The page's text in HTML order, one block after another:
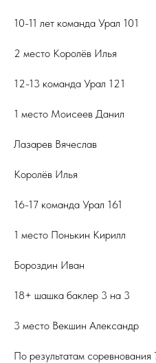
10-11 лет команда Урал 101
2 место Королёв Илья
12-13 команда Урал 121
1 место Моисеев Данил
Лазарев Вячеслав
Королёв Илья
16-17 команда Урал 161
1 место Понькин Кирилл
Бороздин Иван
18+ шашка баклер 3 на 3
3 место Векшин Александр
По результатам